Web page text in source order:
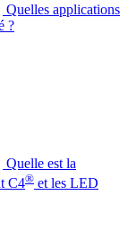
Quelles applications
?
Quelle est la
C4® et les LED